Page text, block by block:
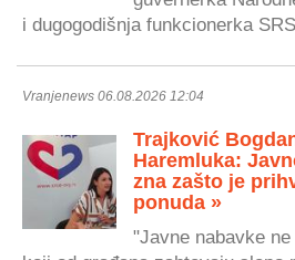
i dugogodišnja funkcionerka
Vranjenews 06.08.2026 12:04
Trajković
Haremluka:
zna zašto je
ponuda »
"Javne nabavke